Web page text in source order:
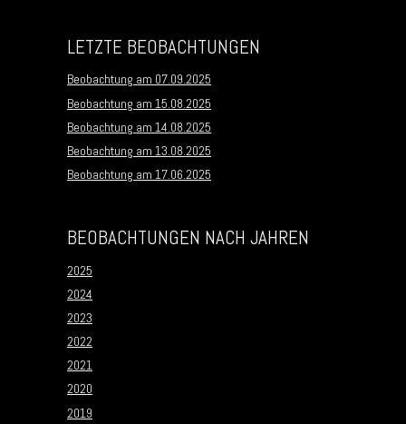
LETZTE BEOBACHTUNGEN
Beobachtung am 07.09.2025
Beobachtung am 15.08.2025
Beobachtung am 14.08.2025
Beobachtung am 13.08.2025
Beobachtung am 17.06.2025
BEOBACHTUNGEN NACH JAHREN
2025
2024
2023
2022
2021
2020
2019